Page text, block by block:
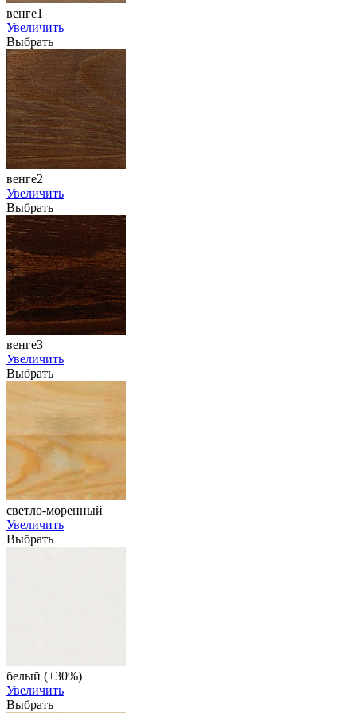
венге1
Увеличить
Выбрать
венге2
Увеличить
Выбрать
венге3
Увеличить
Выбрать
светло-моренный
Увеличить
Выбрать
белый (+30%)
Увеличить
Выбрать